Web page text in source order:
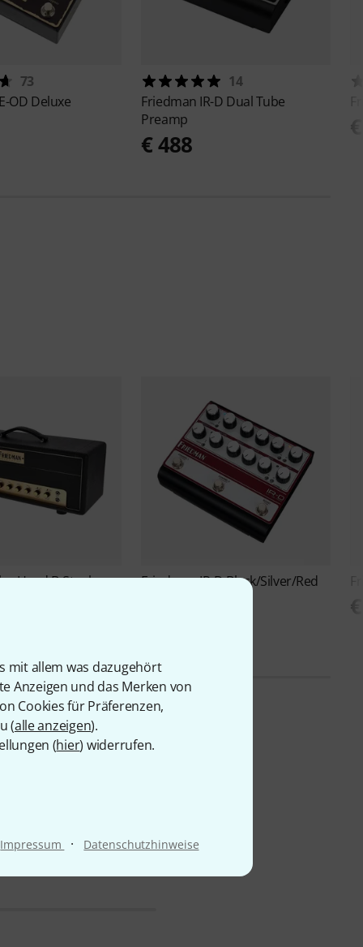
mit allem was dazugehört
Anzeigen und das Merken von
Cookies für Präferenzen,
(alle anzeigen).
(hier) widerrufen.
Impressum · Datenschutzhinweise
73
OD Deluxe
14
Friedman IR-D Dual Tube
Preamp
€ 488
Head B-Stock FriedmanIR-D Black/Silver/Red